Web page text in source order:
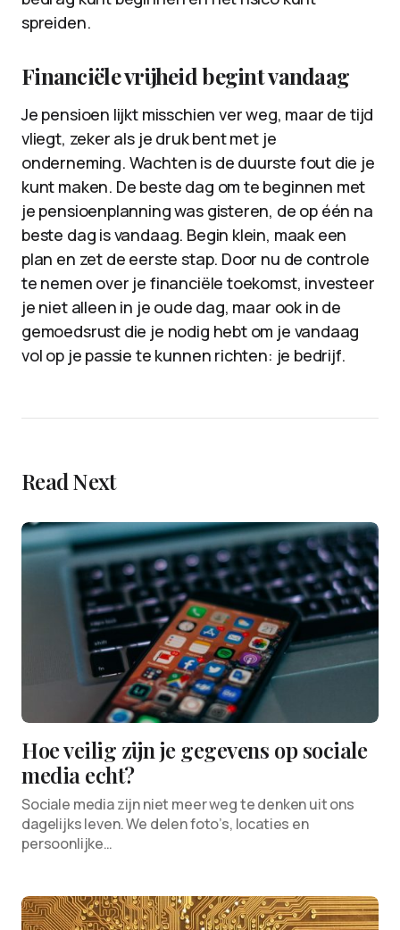
spreiden.
Financiële vrijheid begint vandaag
Je pensioen lijkt misschien ver weg, maar de tijd
vliegt, zeker als je druk bent met je
onderneming. Wachten is de duurste fout die je
kunt maken. De beste dag om te beginnen met
je pensioenplanning was gisteren, de op één na
beste dag is vandaag. Begin klein, maak een
plan en zet de eerste stap. Door nu de controle
te nemen over je financiële toekomst, investeer
je niet alleen in je oude dag, maar ook in de
gemoedsrust die je nodig hebt om je vandaag
vol op je passie te kunnen richten: je bedrijf.
Read Next
Hoe veilig zijn je gegevens op sociale
media echt?
Sociale media zijn niet meer weg te denken uit ons
dagelijks leven. We delen foto’s, locaties en
persoonlijke…